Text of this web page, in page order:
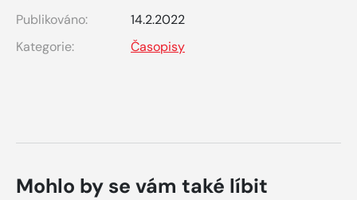
Publikováno:
14.2.2022
Kategorie:
Časopisy
Mohlo by se vám také líbit